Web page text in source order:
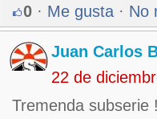
0 · Me gusta · No
Juan Carlos
22 de
Tremenda subserie